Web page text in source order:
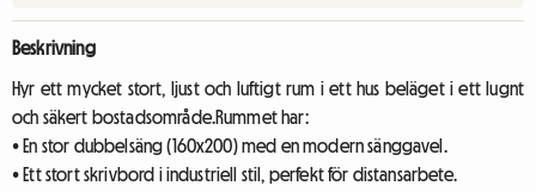
Beskrivning
Hyr ett mycket stort, ljust och luftigt rum i ett hus beläget i ett lugnt
och säkert bostadsområde.Rummet har:
• En stor dubbelsäng (160x200) med en modern sänggavel.
• Ett stort skrivbord i industriell stil, perfekt för distansarbete.